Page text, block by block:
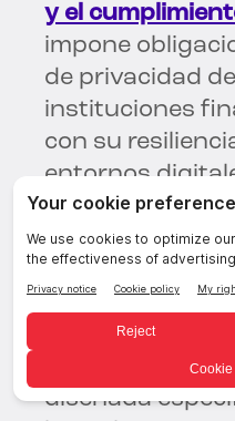
y el
impone
de privacidad
instituciones
con su
entornos
ayudar a las
financieras a
estrictos
materia de
privacidad. La
privacidad y
diseñada